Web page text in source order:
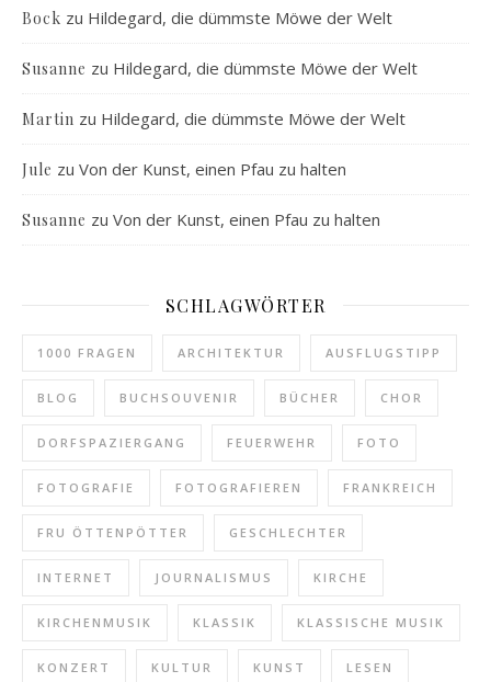
Bock zu Hildegard, die dümmste Möwe der Welt
Susanne zu Hildegard, die dümmste Möwe der Welt
Martin zu Hildegard, die dümmste Möwe der Welt
Jule zu Von der Kunst, einen Pfau zu halten
Susanne zu Von der Kunst, einen Pfau zu halten
SCHLAGWÖRTER
1000 FRAGEN ARCHITEKTUR AUSFLUGSTIPP
BLOG BUCHSOUVENIR BÜCHER CHOR
DORFSPAZIERGANG FEUERWEHR FOTO
FOTOGRAFIE FOTOGRAFIEREN FRANKREICH
FRU ÖTTENPÖTTER GESCHLECHTER
INTERNET JOURNALISMUS KIRCHE
KIRCHENMUSIK KLASSIK KLASSISCHE MUSIK
KONZERT KULTUR KUNST LESEN